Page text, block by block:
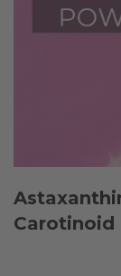
Carotinoid